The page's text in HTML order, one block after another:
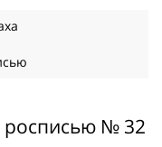
росписью № 32